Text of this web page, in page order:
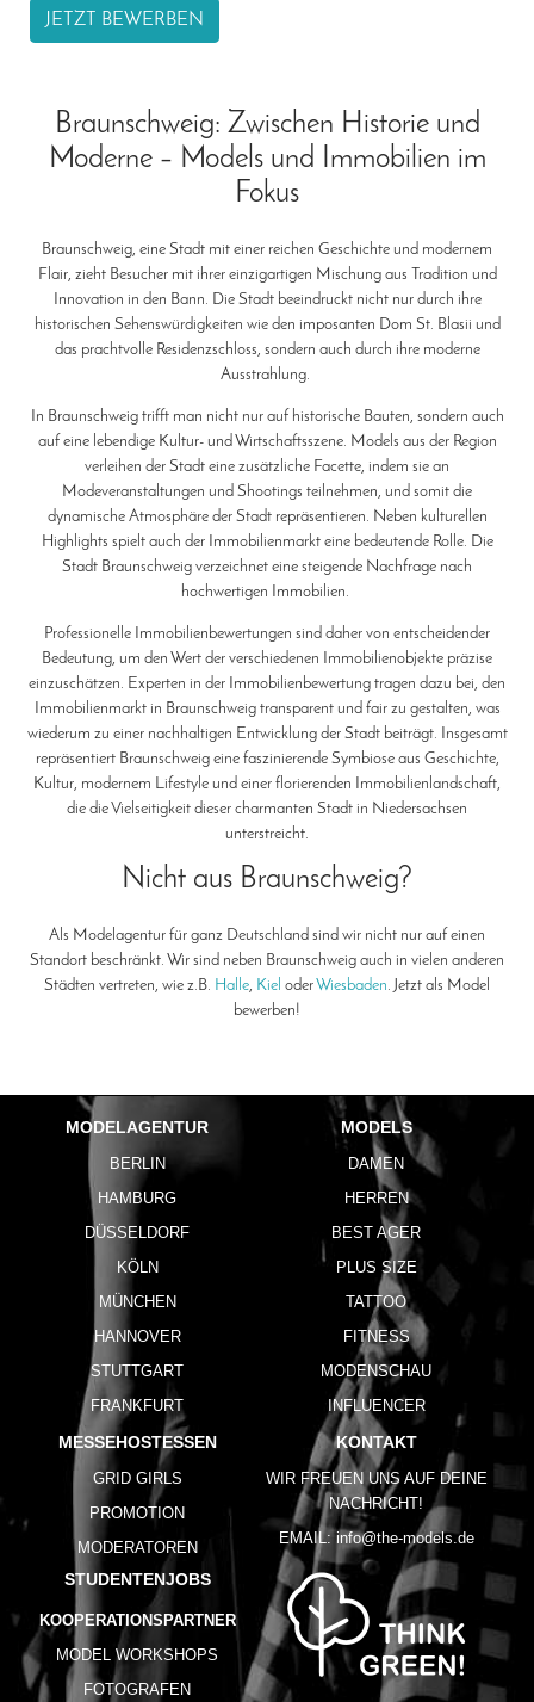
JETZT BEWERBEN
Braunschweig: Zwischen Historie und
Moderne – Models und Immobilien im
Fokus
Braunschweig, eine Stadt mit einer reichen Geschichte und modernem
Flair, zieht Besucher mit ihrer einzigartigen Mischung aus Tradition und
Innovation in den Bann. Die Stadt beeindruckt nicht nur durch ihre
historischen Sehenswürdigkeiten wie den imposanten Dom St. Blasii und
das prachtvolle Residenzschloss, sondern auch durch ihre moderne
Ausstrahlung.
In Braunschweig trifft man nicht nur auf historische Bauten, sondern auch
auf eine lebendige Kultur- und Wirtschaftsszene. Models aus der Region
verleihen der Stadt eine zusätzliche Facette, indem sie an
Modeveranstaltungen und Shootings teilnehmen, und somit die
dynamische Atmosphäre der Stadt repräsentieren. Neben kulturellen
Highlights spielt auch der Immobilienmarkt eine bedeutende Rolle. Die
Stadt Braunschweig verzeichnet eine steigende Nachfrage nach
hochwertigen Immobilien.
Professionelle Immobilienbewertungen sind daher von entscheidender
Bedeutung, um den Wert der verschiedenen Immobilienobjekte präzise
einzuschätzen. Experten in der Immobilienbewertung tragen dazu bei, den
Immobilienmarkt in Braunschweig transparent und fair zu gestalten, was
wiederum zu einer nachhaltigen Entwicklung der Stadt beiträgt. Insgesamt
repräsentiert Braunschweig eine faszinierende Symbiose aus Geschichte,
Kultur, modernem Lifestyle und einer florierenden Immobilienlandschaft,
die die Vielseitigkeit dieser charmanten Stadt in Niedersachsen
unterstreicht.
Nicht aus Braunschweig?
Als Modelagentur für ganz Deutschland sind wir nicht nur auf einen
Standort beschränkt. Wir sind neben Braunschweig auch in vielen anderen
Städten vertreten, wie z.B. Halle, Kiel oderWiesbaden. Jetzt als Model
bewerben!
MODELAGENTUR
BERLIN
HAMBURG
DÜSSELDORF
KÖLN
MÜNCHEN
HANNOVER
STUTTGART
FRANKFURT
MODELS
DAMEN
HERREN
BEST AGER
PLUS SIZE
TATTOO
FITNESS
MODENSCHAU
INFLUENCER
MESSEHOSTESSEN
GRID GIRLS
PROMOTION
MODERATOREN
STUDENTENJOBS
KOOPERATIONSPARTNER
MODEL WORKSHOPS
FOTOGRAFEN
KONTAKT
WIR FREUEN UNS AUF DEINE
NACHRICHT!
EMAIL: info@the-models.de